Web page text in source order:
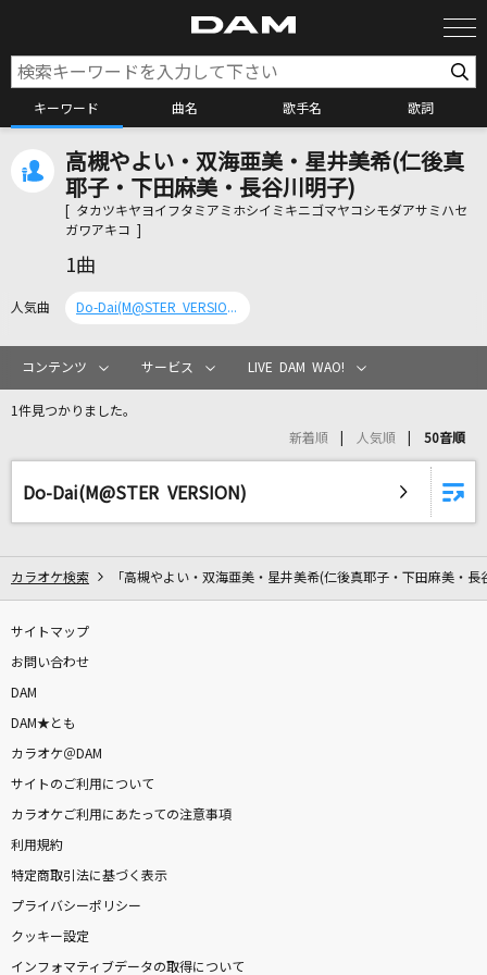
キーワード 曲名 歌手名 歌詞
カラオケ検索
カラオケリクエスト
全国りれき
リアルタイムで歌われている曲の一覧
A LETTER
SawanoHiroyuki[nZk]:Aimer
チャンカパーナ
[プロオケ]ごめんね…
高橋真梨子
めぐりあい
[生音]LADY NAVIGATION
B'z
[生音]また明日...
JUJU
高槻やよい・双海亜美・星井美希(仁後真
耶子・下田麻美・長谷川明子)
[ タカツキヤヨイフタミアミホシイミキニゴマヤコシモダアサミハセ
ガワアキコ ]
1曲
人気曲 Do-Dai(M@STER VERSION)
コンテンツ サービス LIVE DAM WAO!
1件見つかりました。
新着順 人気順 50音順
Do-Dai(M@STER VERSION)
カラオケ検索 「高槻やよい・双海亜美・星井美希(仁後真耶子・下田麻美・長
サイトマップ
お問い合わせ
DAM
DAM★とも
カラオケ＠DAM
サイトのご利用について
カラオケご利用にあたっての注意事項
利用規約
特定商取引法に基づく表示
プライバシーポリシー
クッキー設定
インフォマティブデータの取得について